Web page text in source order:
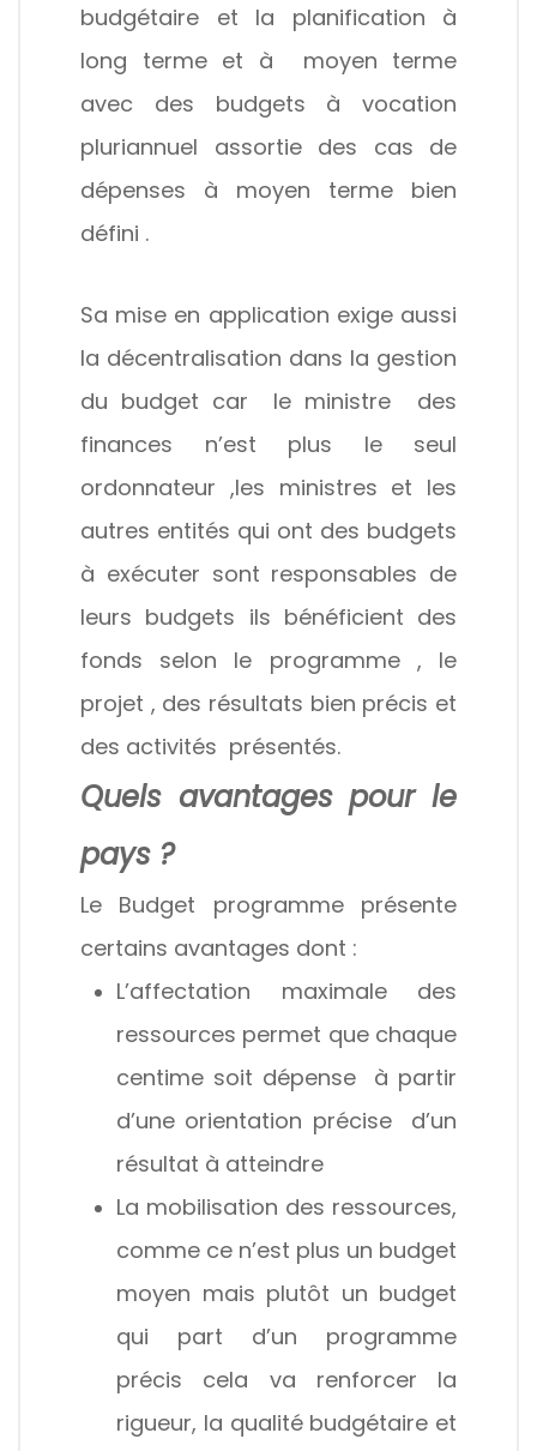
budgétaire et la planification à
long terme et à moyen terme
avec des budgets à vocation
pluriannuel assortie des cas de
dépenses à moyen terme bien
défini .
Sa mise en application exige aussi
la décentralisation dans la gestion
du budget car le ministre des
finances n’est plus le seul
ordonnateur ,les ministres et les
autres entités qui ont des budgets
à exécuter sont responsables de
leurs budgets ils bénéficient des
fonds selon le programme , le
projet , des résultats bien précis et
des activités présentés.
Quels avantages pour le
pays ?
Le Budget programme présente
certains avantages dont :
L’affectation maximale des
ressources permet que chaque
centime soit dépense à partir
d’une orientation précise d’un
résultat à atteindre
La mobilisation des ressources,
comme ce n’est plus un budget
moyen mais plutôt un budget
qui part d’un programme
précis cela va renforcer la
rigueur, la qualité budgétaire et